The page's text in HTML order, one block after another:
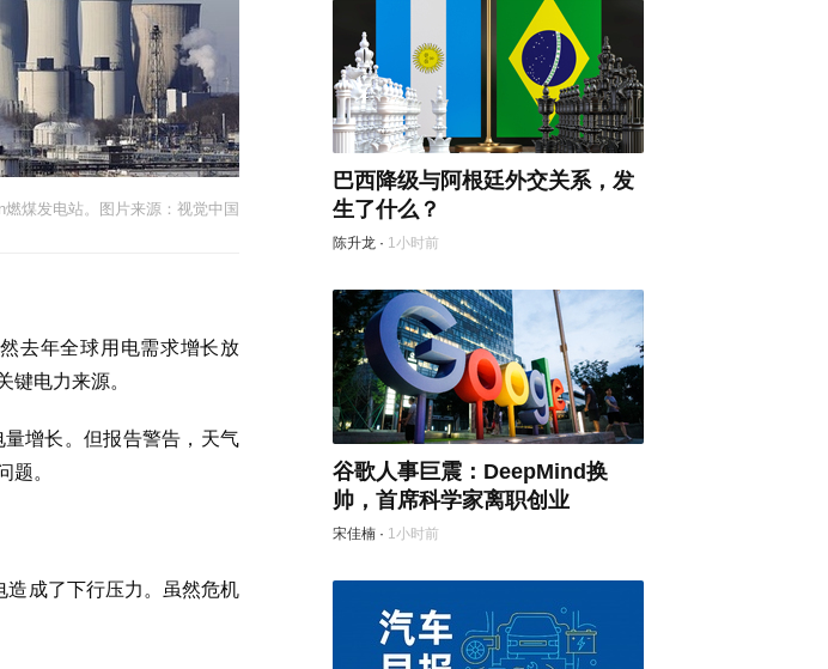
煤发电站。图片来源：视觉中国
去年全球用电需求增长放
键电力来源。
增长。但报告警告，天气
题。
造成了下行压力。虽然危机
巴西降级与阿根廷外交关系，发
生了什么？
陈升龙 · 1小时前
谷歌人事巨震：DeepMind换
帅，首席科学家离职创业
宋佳楠 · 1小时前